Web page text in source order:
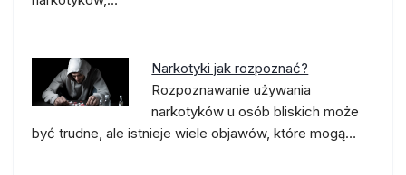
Narkotyki jak rozpoznać?
Rozpoznawanie używania
narkotyków u osób bliskich może
być trudne, ale istnieje wiele objawów, które mogą…